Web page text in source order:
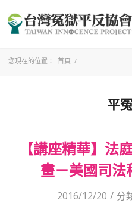
您現在的位置： 首頁 /
平
【講座精華】法
畫－美國司法
2016/12/20 / 分